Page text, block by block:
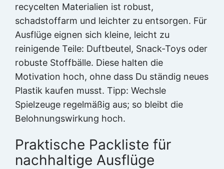
recycelten Materialien ist robust,
schadstoffarm und leichter zu entsorgen. Für
Ausflüge eignen sich kleine, leicht zu
reinigende Teile: Duftbeutel, Snack-Toys oder
robuste Stoffbälle. Diese halten die
Motivation hoch, ohne dass Du ständig neues
Plastik kaufen musst. Tipp: Wechsle
Spielzeuge regelmäßig aus; so bleibt die
Belohnungswirkung hoch.
Praktische Packliste für
nachhaltige Ausflüge